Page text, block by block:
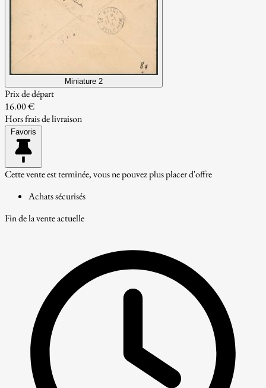
Miniature 2
Prix de départ
16.00 €
Hors frais de livraison
Favoris
Cette vente est terminée, vous ne pouvez plus placer d'offre
Achats sécurisés
Fin de la vente actuelle